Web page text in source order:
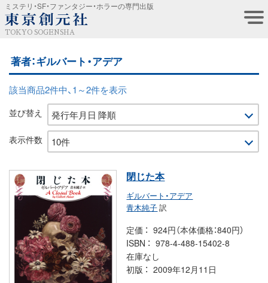
ミステリ・SF・ファンタジー・ホラーの専門出版
TOKYO SOGENSHA
著者：ギルバート・アデア
該当商品2件中、1～2件を表示
並び替え
表示件数
閉じた本
ギルバート・アデア
青木純子訳
定価
924円（本体価格：840円）
ISBN
978-4-488-15402-8
在庫なし
初版
2009年12月11日